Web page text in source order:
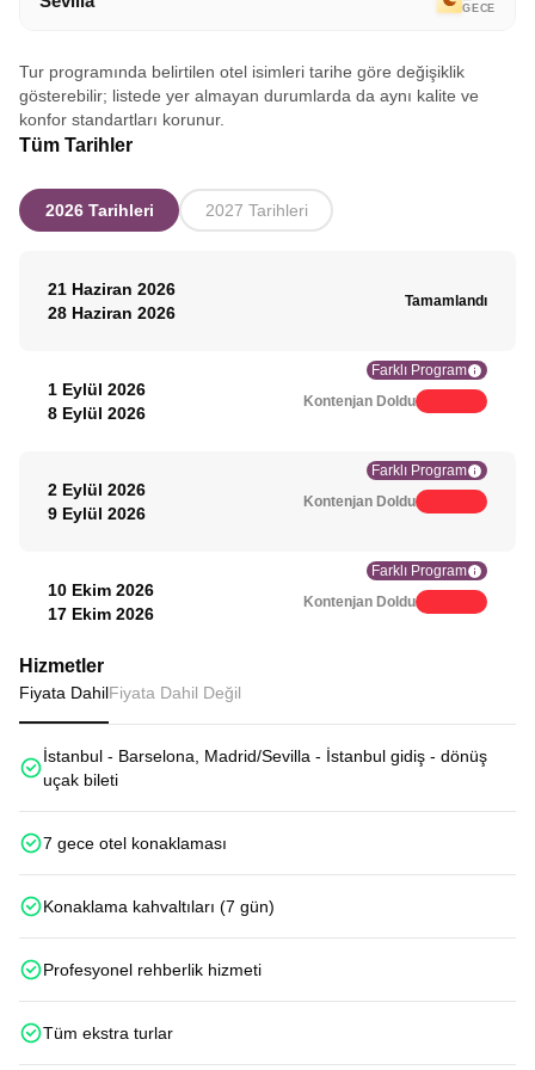
GECE
Tur programında belirtilen otel isimleri tarihe göre değişiklik
gösterebilir; listede yer almayan durumlarda da aynı kalite ve
konfor standartları korunur.
Tüm Tarihler
2026 Tarihleri 2027 Tarihleri
21 Haziran 2026
28 Haziran 2026
Tamamlandı
1 Eylül 2026
8 Eylül 2026
Farklı Program
Kontenjan Doldu
2 Eylül 2026
9 Eylül 2026
Farklı Program
Kontenjan Doldu
10 Ekim 2026
17 Ekim 2026
Farklı Program
Kontenjan Doldu
Hizmetler
Fiyata DahilFiyata Dahil Değil
İstanbul - Barselona, Madrid/Sevilla - İstanbul gidiş - dönüş
uçak bileti
7 gece otel konaklaması
Konaklama kahvaltıları (7 gün)
Profesyonel rehberlik hizmeti
Tüm ekstra turlar